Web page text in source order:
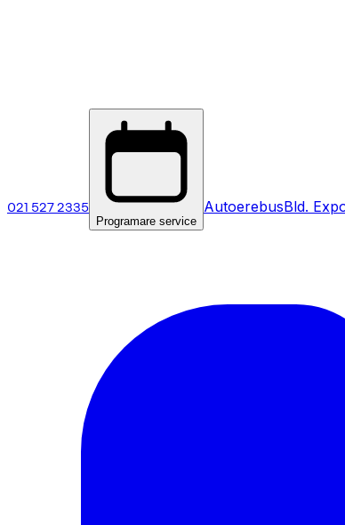
021 527 2335
Programare service
AutoerebusBld.